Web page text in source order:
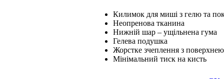
Килимок для миші з гелю та
Неопренова тканина
Нижній шар – ущільнена гума
Гелева подушка
Жорстке зчеплення з
Мінімальний тиск на кисть